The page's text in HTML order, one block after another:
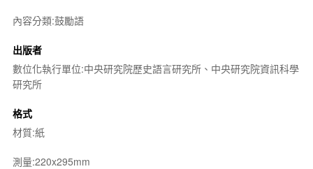
內容分類:鼓勵語
出版者
數位化執行單位:中央研究院歷史語言研究所、中央研究院資訊科學
研究所
格式
材質:紙
測量:220x295mm